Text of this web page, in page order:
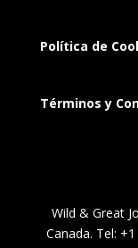
Política de
Términos y
Wild & Great
Canada. Tel: